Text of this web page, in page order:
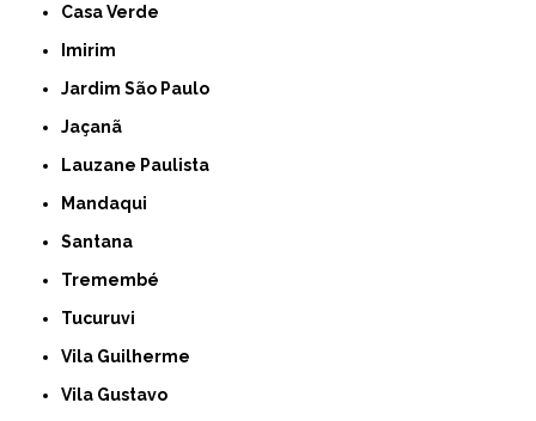
Casa Verde
Imirim
Jardim São Paulo
Jaçanã
Lauzane Paulista
Mandaqui
Santana
Tremembé
Tucuruvi
Vila Guilherme
Vila Gustavo